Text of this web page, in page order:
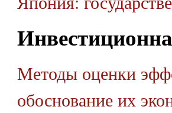
Методы оценки
обоснование их